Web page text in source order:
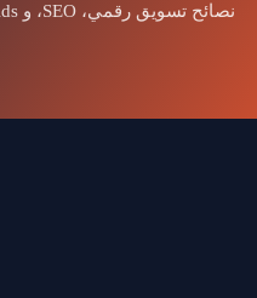
نصائح تسويق رقمي، SEO، و Google Ads — مباشرة في بريدك